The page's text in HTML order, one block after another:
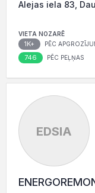
Alejas iela 83,
VIETA NOZARĒ
1K+ PĒC
746 PĒC PEĻŅAS
EDSIA